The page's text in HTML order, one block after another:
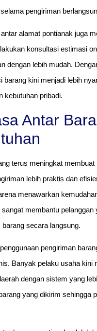
pengiriman
alamat pontianak juga
konsultasi estimasi
dengan lebih mudah.
barang kini menjadi lebih
kebutuhan pribadi.
Antar
terus meningkat
lebih praktis dan
menawarkan
membantu
secara langsung.
pengiriman
Banyak pelaku usaha
dengan sistem yang
yang dikirim sehingga